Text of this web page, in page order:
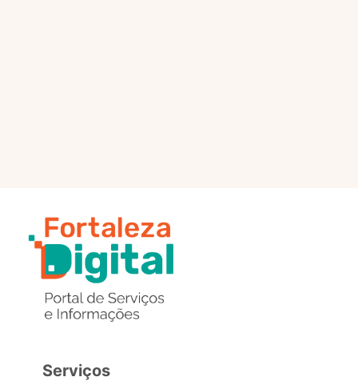
Serviços